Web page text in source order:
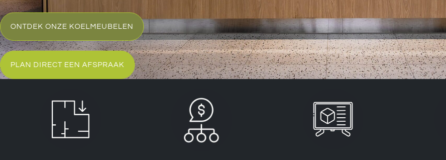
ONTDEK ONZE KOELMEUBELEN
PLAN DIRECT EEN AFSPRAAK